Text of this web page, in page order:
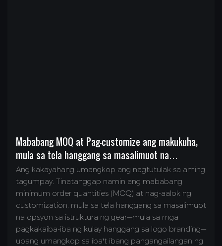
Mababang MOQ at Pag-customize ang makukuha,
mula sa tela hanggang sa masalimuot na
istruktura ng gear
Ang kakayahang umangkop ang nagtutulak sa aming
tagumpay. Tinatanggap namin ang mababang
minimum order quantities (MOQ) at nag-aalok ng
customization, mula sa tela hanggang sa masalimuot
na opsyon sa istruktura ng gear—mula sa mga
pagkakaiba-iba ng kulay hanggang sa logo branding—
upang umangkop sa iba't ibang pangangailangan ng